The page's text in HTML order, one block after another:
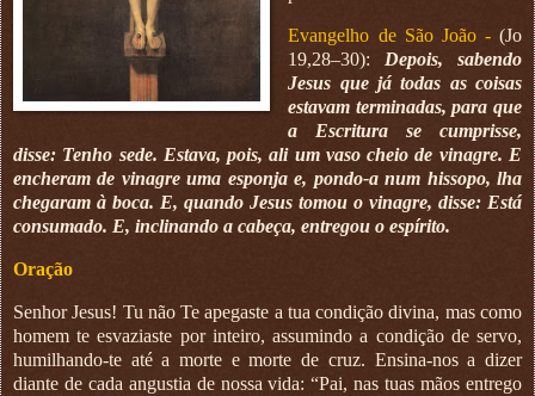
Evangelho de São João - (Jo
19,28–30):Depois, sabendo
Jesus que já todas as coisas
estavam terminadas, para que
a Escritura se cumprisse,
disse: Tenho sede. Estava, pois, ali um vaso cheio de vinagre. E
encheram de vinagre uma esponja e, pondo-a num hissopo, lha
chegaram à boca. E, quando Jesus tomou o vinagre, disse: Está
consumado. E, inclinando a cabeça, entregou o espírito.
Oração
Senhor Jesus! Tu não Te apegaste a tua condição divina, mas como
homem te esvaziaste por inteiro, assumindo a condição de servo,
humilhando-te até a morte e morte de cruz. Ensina-nos a dizer
diante de cada angustia de nossa vida: “Pai, nas tuas mãos entrego